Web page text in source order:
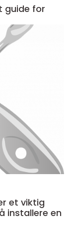
guide for
et viktig
installere en